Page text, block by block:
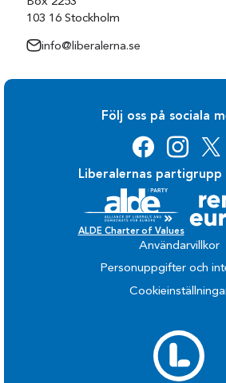
103 16 Stockholm
info@liberalerna.se
Följ oss på sociala
Liberalernas partigrupp
ALDE Charter of Values
Användarvillkor
Personuppgifter och